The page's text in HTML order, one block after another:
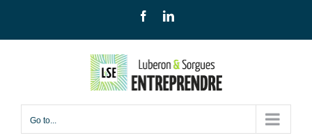
to
FacebookLinkedIn
Go to...